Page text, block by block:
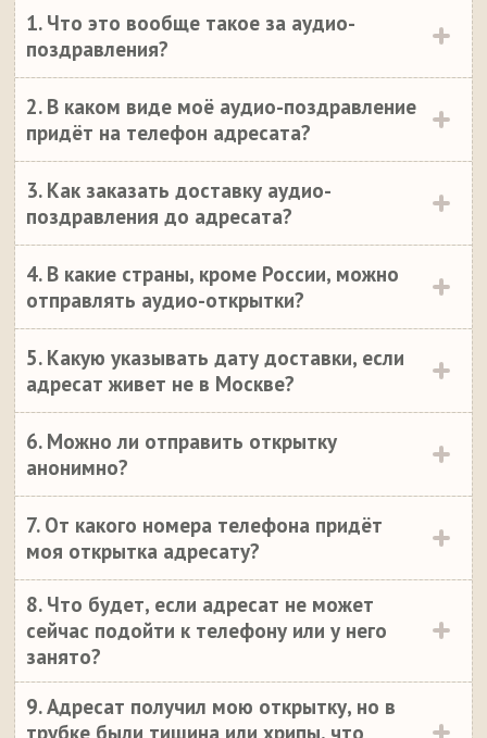
1. Что это вообще такое за аудио-
поздравления?
2. В каком виде моё аудио-поздравление
придёт на телефон адресата?
3. Как заказать доставку аудио-
поздравления до адресата?
4. В какие страны, кроме России, можно
отправлять аудио-открытки?
5. Какую указывать дату доставки, если
адресат живет не в Москве?
6. Можно ли отправить открытку
анонимно?
7. От какого номера телефона придёт
моя открытка адресату?
8. Что будет, если адресат не может
сейчас подойти к телефону или у него
занято?
9. Адресат получил мою открытку, но в
трубке были тишина или хрипы, что